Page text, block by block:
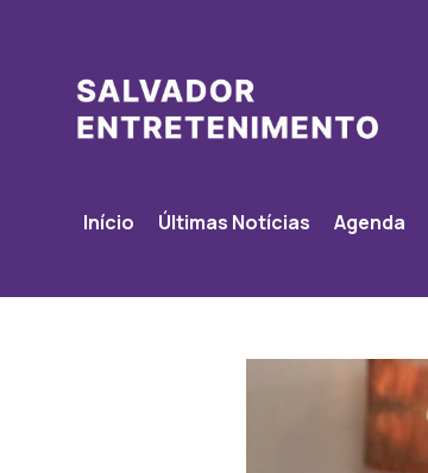
Início Últimas Notícias Agenda